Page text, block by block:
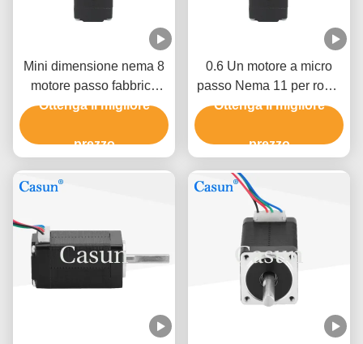
Mini dimensione nema 8
motore passo fabbrica
8HS13-0604S
Ottenga il migliore
prezzo
0.6 Un motore a micro
passo Nema 11 per robot
con certificazione ROHS
Ottenga il migliore
prezzo